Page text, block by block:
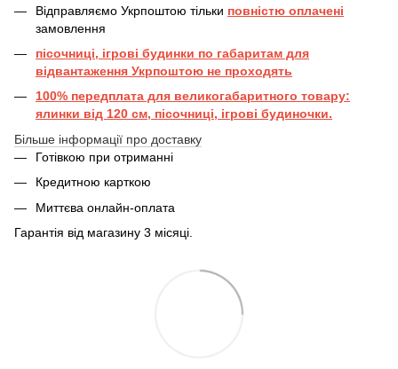
Відправляємо Укрпоштою тільки повністю оплачені
замовлення
пісочниці, ігрові будинки по габаритам для
відвантаження Укрпоштою не проходять
100% передплата для великогабаритного товару:
ялинки від 120 см, пісочниці, ігрові будиночки.
Більше інформації про доставку
Готівкою при отриманні
Кредитною карткою
Миттєва онлайн-оплата
Гарантія від магазину 3 місяці.